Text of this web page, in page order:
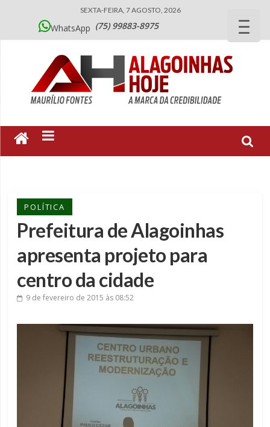
SEXTA-FEIRA, 7 AGOSTO, 2026
WhatsApp (75) 99883-8975
POLÍTICA
Prefeitura de Alagoinhas
apresenta projeto para
centro da cidade
9 de fevereiro de 2015 às 08:52